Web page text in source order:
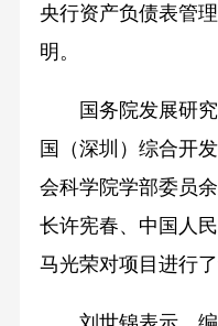
央行资产负债表管
明。
国务院发展研究
国（深圳）综合开
会科学院学部委员
长许宪春、中国人
马光荣对项目进行了